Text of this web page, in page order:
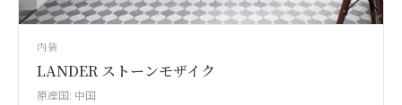
内装
LANDER ストーンモザイク
原産国: 中国